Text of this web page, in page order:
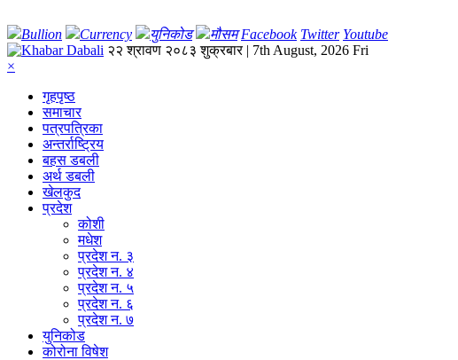
Bullion Currency युनिकोड मौसम Facebook Twitter Youtube
२२ श्रावण २०८३ शुक्रबार | 7th August, 2026 Fri
×
गृहपृष्‍ठ
समाचार
पत्रपत्रिका
अन्तर्राष्ट्रिय
बहस डबली
अर्थ डबली
खेलकुद
प्रदेश
कोशी
मधेश
प्रदेश न. ३
प्रदेश न. ४
प्रदेश न. ५
प्रदेश न. ६
प्रदेश न. ७
युनिकोड
कोरोना विषेश